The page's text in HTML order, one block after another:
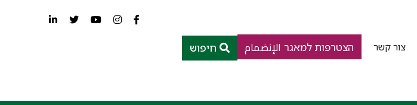
צור קשר הצטרפות למאגר الإنضمام חיפוש